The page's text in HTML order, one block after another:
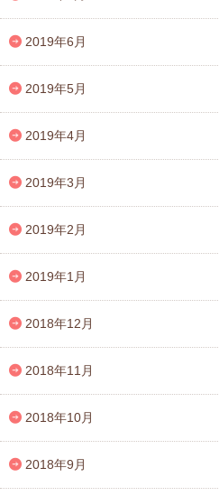
2019年6月
2019年5月
2019年4月
2019年3月
2019年2月
2019年1月
2018年12月
2018年11月
2018年10月
2018年9月